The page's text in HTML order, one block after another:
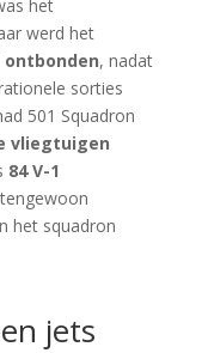
het
werd het
ontbonden, nadat
sorties
501 Squadron
vliegtuigen
84 V-1
het squadron
jets